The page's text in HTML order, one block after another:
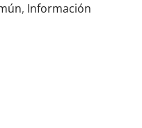
, Información